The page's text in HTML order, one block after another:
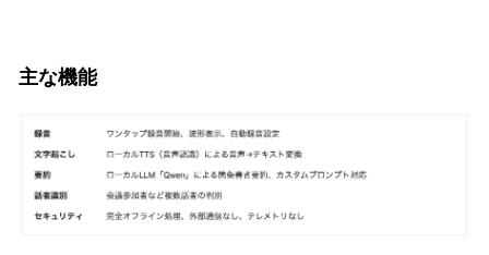
主な機能